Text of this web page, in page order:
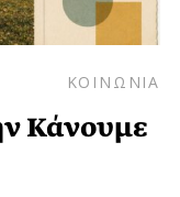
ΚΟΙΝΩΝΙΑ
Κάνουμε